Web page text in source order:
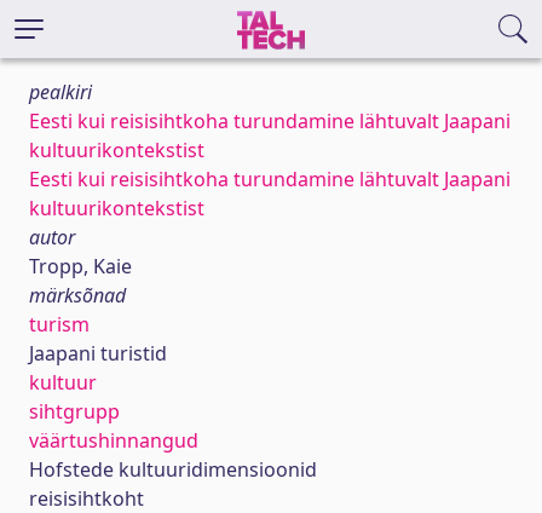
pealkiri
Eesti kui reisisihtkoha turundamine lähtuvalt Jaapani
kultuurikontekstist
Eesti kui reisisihtkoha turundamine lähtuvalt Jaapani
kultuurikontekstist
autor
Tropp, Kaie
märksõnad
turism
Jaapani turistid
kultuur
sihtgrupp
väärtushinnangud
Hofstede kultuuridimensioonid
reisisihtkoht